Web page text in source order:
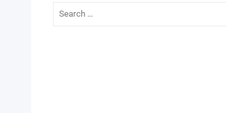
Search